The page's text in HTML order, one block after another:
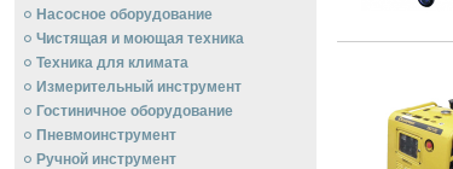
Насосное оборудование
Чистящая и моющая техника
Техника для климата
Измерительный инструмент
Гостиничное оборудование
Пневмоинструмент
Ручной инcтрумент